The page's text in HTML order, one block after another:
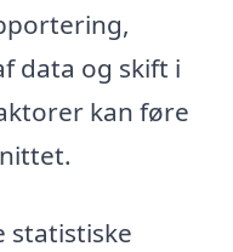
data og skift i
kan føre
statistiske